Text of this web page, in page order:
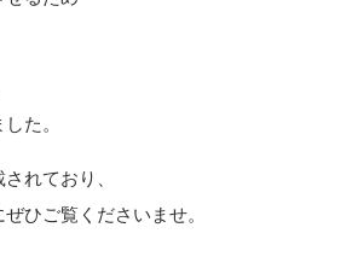
た。
れており、
ひご覧くださいませ。